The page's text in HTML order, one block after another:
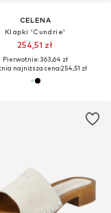
CELENA
Klapki 'Cundrie'
254,51 zł
Pierwotnie: 363,64 zł
najniższa cena:254,51 zł